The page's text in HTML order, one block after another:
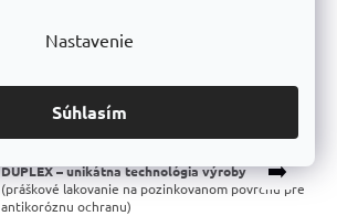
Nastavenie
Súhlasím
➡️
Bezskrutková – jednoduchá
Certifikované, bez škodlivých látok
DUPLEX – unikátna technológia výroby
(práškové lakovanie na pozinkovanom povrchu pre
antikoróznu ochranu)